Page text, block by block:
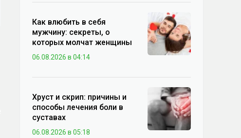
Как влюбить в себя
мужчину: секреты, о
которых молчат женщины
06.08.2026 в 04:14
Хруст и скрип: причины и
способы лечения боли в
суставах
06.08.2026 в 05:18